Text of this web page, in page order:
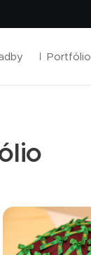
Portfólio